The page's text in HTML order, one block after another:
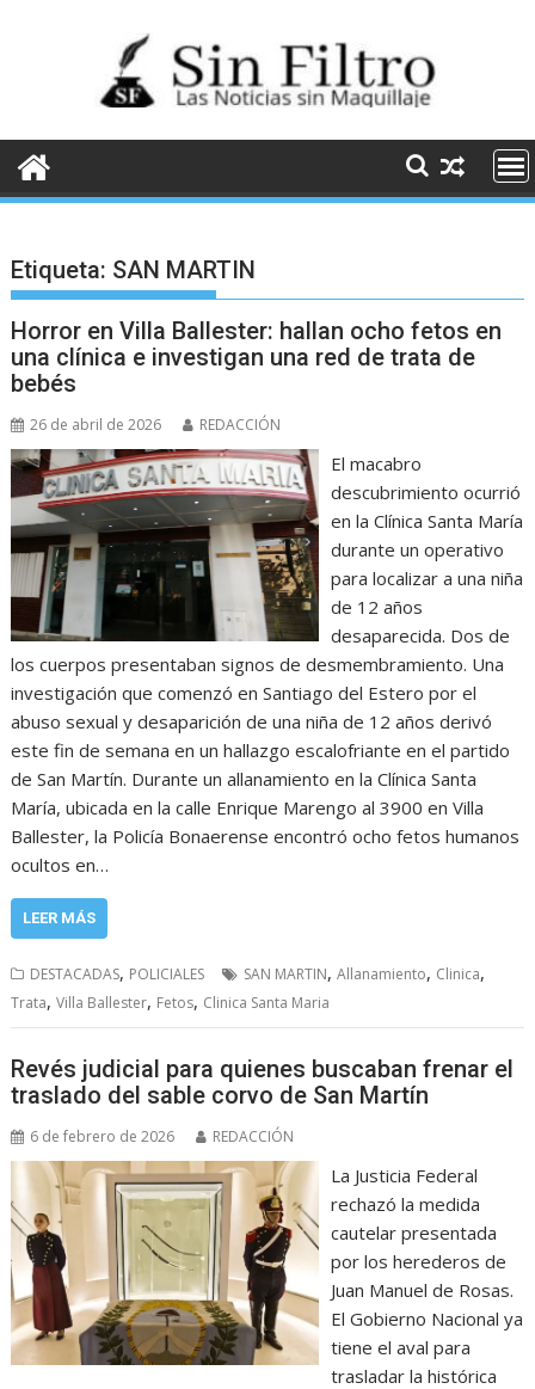
Etiqueta: SAN MARTIN
Horror en Villa Ballester: hallan ocho fetos en
una clínica e investigan una red de trata de
bebés
26 de abril de 2026 REDACCIÓN
El macabro
descubrimiento ocurrió
en la Clínica Santa María
durante un operativo
para localizar a una niña
de 12 años
desaparecida. Dos de
los cuerpos presentaban signos de desmembramiento. Una
investigación que comenzó en Santiago del Estero por el
abuso sexual y desaparición de una niña de 12 años derivó
este fin de semana en un hallazgo escalofriante en el partido
de San Martín. Durante un allanamiento en la Clínica Santa
María, ubicada en la calle Enrique Marengo al 3900 en Villa
Ballester, la Policía Bonaerense encontró ocho fetos humanos
ocultos en…
LEER MÁS
DESTACADAS, POLICIALES SAN MARTIN,Allanamiento, Clinica,
Trata,Villa Ballester, Fetos, Clinica Santa Maria
Revés judicial para quienes buscaban frenar el
traslado del sable corvo de San Martín
6 de febrero de 2026 REDACCIÓN
La Justicia Federal
rechazó la medida
cautelar presentada
por los herederos de
Juan Manuel de Rosas.
El Gobierno Nacional ya
tiene el aval para
trasladar la histórica